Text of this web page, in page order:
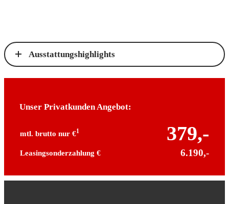
Ausstattungshighlights
Unser Privatkunden Angebot:
mtl. brutto nur €1 379,-
Leasingsonderzahlung € 6.190,-